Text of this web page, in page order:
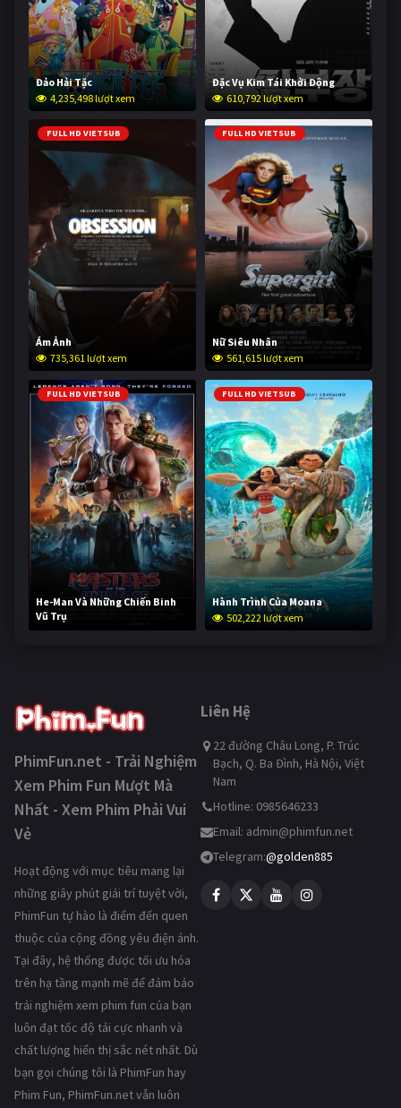
Đảo Hải Tặc
4,235,498 lượt xem
Đặc Vụ Kim Tái Khởi Động
610,792 lượt xem
FULL HD VIETSUB
Ám Ảnh
735,361 lượt xem
FULL HD VIETSUB
Nữ Siêu Nhân
561,615 lượt xem
FULL HD VIETSUB
He-Man Và Những Chiến Binh
Vũ Trụ
252,039 lượt xem
FULL HD VIETSUB
Hành Trình Của Moana
502,222 lượt xem
PhimFun.net - Trải Nghiệm
Xem Phim Fun Mượt Mà
Nhất - Xem Phim Phải Vui
Vẻ
Hoạt động với mục tiêu mang lại
những giây phút giải trí tuyệt vời,
PhimFun tự hào là điểm đến quen
thuộc của cộng đồng yêu điện ảnh.
Tại đây, hệ thống được tối ưu hóa
trên hạ tầng mạnh mẽ để đảm bảo
trải nghiệm xem phim fun của bạn
luôn đạt tốc độ tải cực nhanh và
chất lượng hiển thị sắc nét nhất. Dù
bạn gọi chúng tôi là PhimFun hay
Phim Fun, PhimFun.net vẫn luôn
Liên Hệ
22 đường Châu Long, P. Trúc
Bạch, Q. Ba Đình, Hà Nội, Việt
Nam
Hotline: 0985646233
Email: admin@phimfun.net
Telegram:@golden885